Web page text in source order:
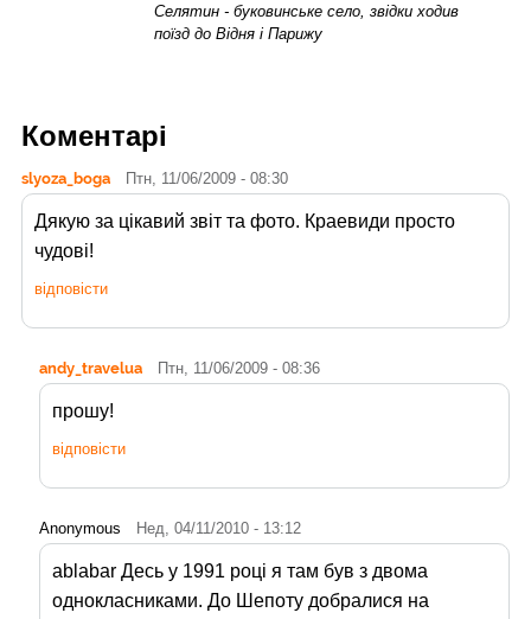
Селятин - буковинське село, звідки ходив
поїзд до Відня і Парижу
Коментарі
slyoza_boga Птн, 11/06/2009 - 08:30
Дякую за цiкавий звiт та фото. Краевиди просто
чудовi!
відповісти
andy_travelua Птн, 11/06/2009 - 08:36
прошу!
відповісти
Anonymous Нед, 04/11/2010 - 13:12
ablabar Десь у 1991 році я там був з двома
однокласниками. До Шепоту добралися на